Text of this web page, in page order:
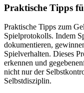
Praktische Tipps
Praktische Tipps zum
Spielprotokolls. Indem
dokumentieren,
Spielverhalten. Dieses
erkennen und
nicht nur der
Selbstdisziplin.